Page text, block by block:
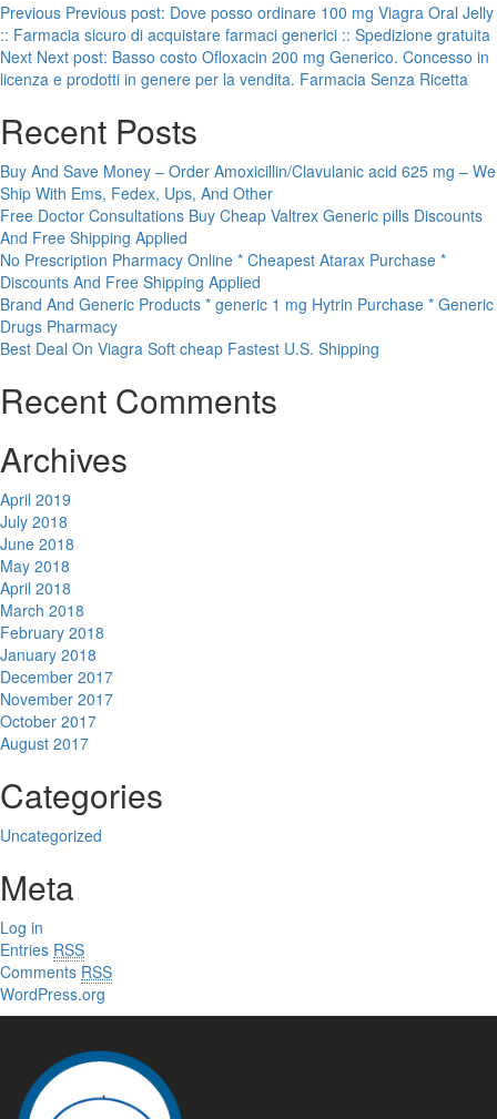
Previous Previous post: Dove posso ordinare 100 mg Viagra Oral Jelly
:: Farmacia sicuro di acquistare farmaci generici :: Spedizione gratuita
Next Next post: Basso costo Ofloxacin 200 mg Generico. Concesso in
licenza e prodotti in genere per la vendita. Farmacia Senza Ricetta
Recent Posts
Buy And Save Money – Order Amoxicillin/Clavulanic acid 625 mg – We
Ship With Ems, Fedex, Ups, And Other
Free Doctor Consultations Buy Cheap Valtrex Generic pills Discounts
And Free Shipping Applied
No Prescription Pharmacy Online * Cheapest Atarax Purchase *
Discounts And Free Shipping Applied
Brand And Generic Products * generic 1 mg Hytrin Purchase * Generic
Drugs Pharmacy
Best Deal On Viagra Soft cheap Fastest U.S. Shipping
Recent Comments
Archives
April 2019
July 2018
June 2018
May 2018
April 2018
March 2018
February 2018
January 2018
December 2017
November 2017
October 2017
August 2017
Categories
Uncategorized
Meta
Log in
Entries RSS
Comments RSS
WordPress.org